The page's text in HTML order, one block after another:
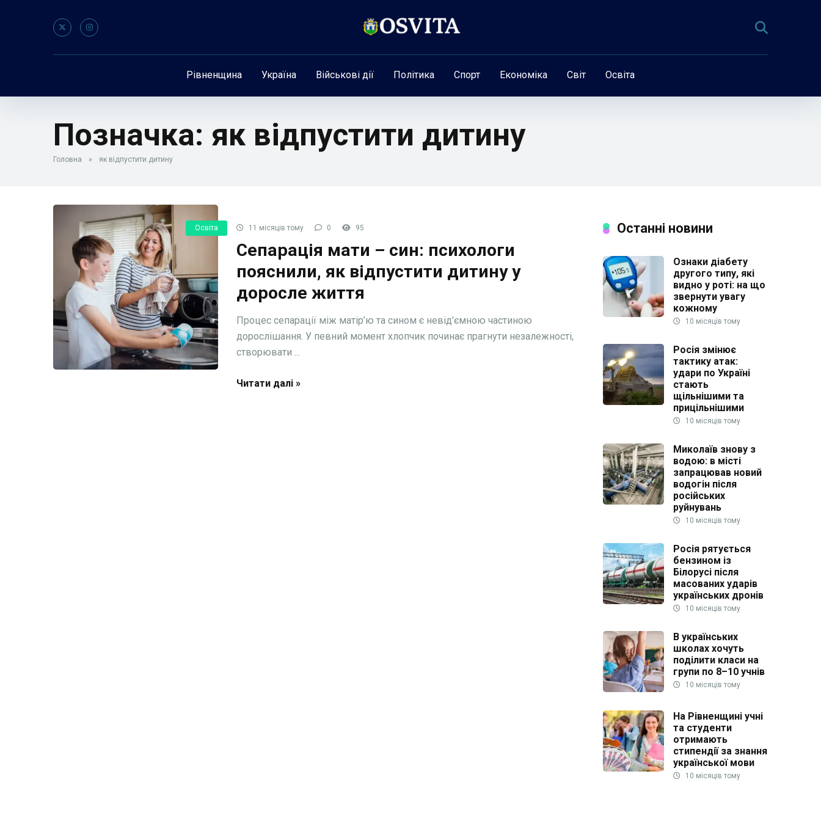
Рівненщина Україна Військові дії Політика Спорт Економіка Світ Освіта
Позначка: як відпустити дитину
Головна » як відпустити дитину
Освіта 11 місяців тому 0 95
Сепарація мати – син: психологи
пояснили, як відпустити дитину у
доросле життя
Процес сепарації між матір’ю та сином є невід’ємною частиною
дорослішання. У певний момент хлопчик починає прагнути незалежності,
створювати ...
Читати далі »
Останні новини
Ознаки діабету
другого типу, які
видно у роті: на що
звернути увагу
кожному
10 місяців тому
Росія змінює
тактику атак:
удари по Україні
стають
щільнішими та
прицільнішими
10 місяців тому
Миколаїв знову з
водою: в місті
запрацював новий
водогін після
російських
руйнувань
10 місяців тому
Росія рятується
бензином із
Білорусі після
масованих ударів
українських дронів
10 місяців тому
В українських
школах хочуть
поділити класи на
групи по 8–10 учнів
10 місяців тому
На Рівненщині учні
та студенти
отримають
стипендії за знання
української мови
10 місяців тому